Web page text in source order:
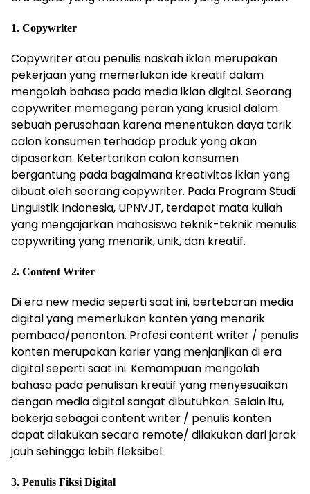
1. Copywriter
Copywriter atau penulis naskah iklan merupakan
pekerjaan yang memerlukan ide kreatif dalam
mengolah bahasa pada media iklan digital. Seorang
copywriter memegang peran yang krusial dalam
sebuah perusahaan karena menentukan daya tarik
calon konsumen terhadap produk yang akan
dipasarkan. Ketertarikan calon konsumen
bergantung pada bagaimana kreativitas iklan yang
dibuat oleh seorang copywriter. Pada Program Studi
Linguistik Indonesia, UPNVJT, terdapat mata kuliah
yang mengajarkan mahasiswa teknik-teknik menulis
copywriting yang menarik, unik, dan kreatif.
2. Content Writer
Di era new media seperti saat ini, bertebaran media
digital yang memerlukan konten yang menarik
pembaca/penonton. Profesi content writer / penulis
konten merupakan karier yang menjanjikan di era
digital seperti saat ini. Kemampuan mengolah
bahasa pada penulisan kreatif yang menyesuaikan
dengan media digital sangat dibutuhkan. Selain itu,
bekerja sebagai content writer / penulis konten
dapat dilakukan secara remote/ dilakukan dari jarak
jauh sehingga lebih fleksibel.
3. Penulis Fiksi Digital